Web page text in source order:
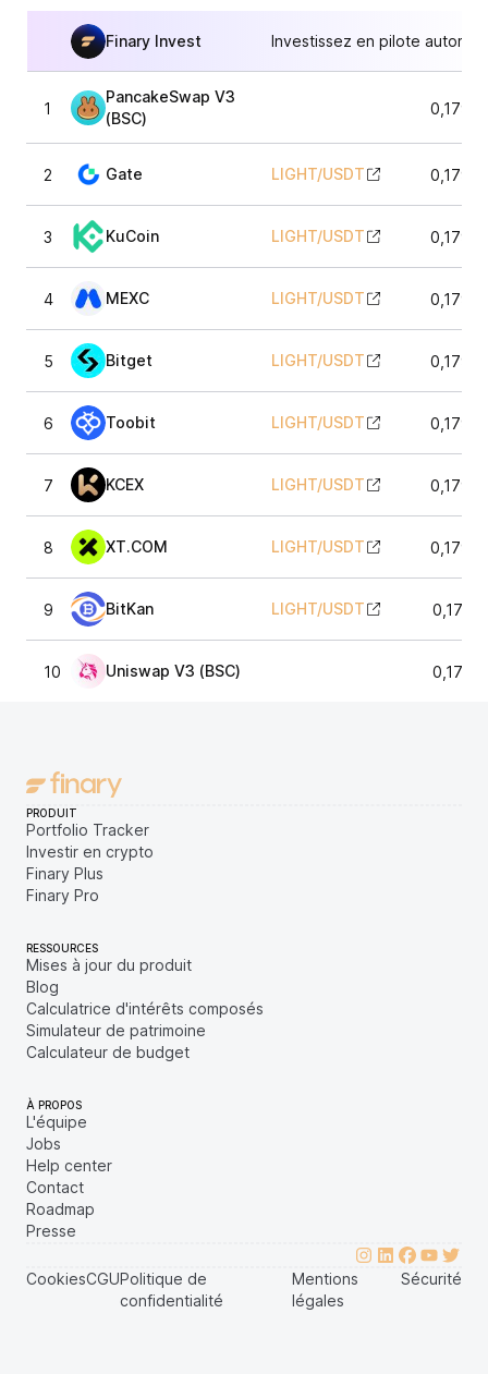
Finary Invest Investissez en pilote
1
PancakeSwap V3
(BSC)
2 Gate LIGHT/USDT
3 KuCoin LIGHT/USDT
4 MEXC LIGHT/USDT
5 Bitget LIGHT/USDT
6 Toobit LIGHT/USDT
7 KCEX LIGHT/USDT
8 XT.COM LIGHT/USDT
9 BitKan LIGHT/USDT
10 Uniswap V3 (BSC)
PRODUIT
Portfolio Tracker
Investir en crypto
Finary Plus
Finary Pro
RESSOURCES
Mises à jour du produit
Blog
Calculatrice d'intérêts composés
Simulateur de patrimoine
Calculateur de budget
À PROPOS
L'équipe
Jobs
Help center
Contact
Roadmap
Presse
CookiesCGUPolitique de
confidentialité
Mentions
légales
Sécurité